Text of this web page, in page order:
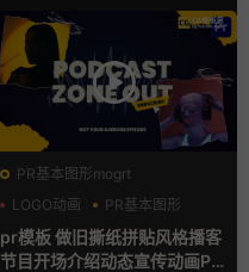
PR基本图形mogrt
LOGO动画
PR基本图形
复古风
pr模板 做旧撕纸拼贴风格播客
节目开场介绍动态宣传动画PR